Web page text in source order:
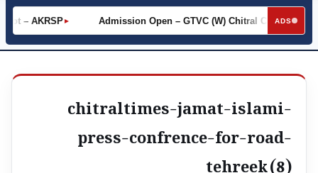
ADS
►
– AKRSP ►
Admission Open – GTVC (W) Chitral City
chitraltimes-jamat-islami-
press-confrence-for-road-
tehreek (8)